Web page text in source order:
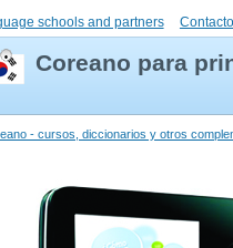
schools and partners Contacto
Coreano para
- cursos, diccionarios y otros